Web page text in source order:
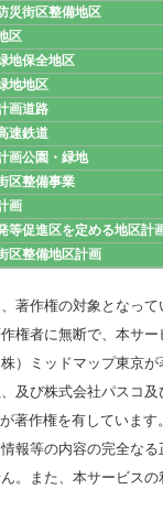
災街区整備地区
区
地保全地区
地地区
画道路
速鉄道
画公園・緑地
区整備事業
画
等促進区を定める地区計
区整備地区計画
著作権の対象となって
権者に無断で、本サ
）ミッドマップ東京
及び株式会社パスコ
著作権を有しています
報等の内容の完全な
。また、本サービス